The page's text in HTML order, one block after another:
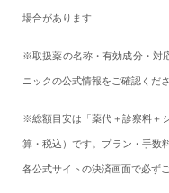
場合があります
※取扱薬の名称・有効成分・対
ニックの公式情報をご確認くだ
※総額目安は「薬代＋診察料＋
算・税込）です。プラン・手数
各公式サイトの決済画面で必ず